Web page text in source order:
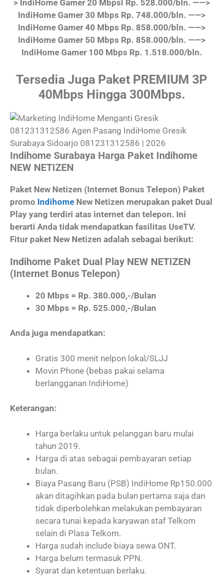
> IndiHome Gamer 20 Mbpsl Rp. 528.000/bln. ——>
IndiHome Gamer 30 Mbps Rp. 748.000/bln. ——>
IndiHome Gamer 40 Mbps Rp. 858.000/bln. ——>
IndiHome Gamer 50 Mbps Rp. 858.000/bln. ——>
IndiHome Gamer 100 Mbps Rp. 1.518.000/bln.
Tersedia Juga Paket PREMIUM 3P
40Mbps Hingga 300Mbps.
Indihome Surabaya Harga Paket Indihome
NEW NETIZEN
Paket New Netizen (Internet Bonus Telepon) Paket
promo Indihome New Netizen merupakan paket Dual
Play yang terdiri atas internet dan telepon. Ini
berarti Anda tidak mendapatkan fasilitas UseTV.
Fitur paket New Netizen adalah sebagai berikut:
Indihome Paket Dual Play NEW NETIZEN
(Internet Bonus Telepon)
20 Mbps = Rp. 380.000,-/Bulan
30 Mbps = Rp. 525.000,-/Bulan
Anda juga mendapatkan:
Gratis 300 menit nelpon lokal/SLJJ
Movin Phone (bebas pakai selama
berlangganan IndiHome)
Keterangan:
Harga berlaku untuk pelanggan baru mulai
tahun 2019.
Harga di atas sebagai pembayaran setiap
bulan.
Biaya Pasang Baru (PSB) IndiHome Rp150.000
akan ditagihkan pada bulan pertama saja dan
tidak diperbolehkan melakukan pembayaran
secara tunai kepada karyawan staf Telkom
selain di Plasa Telkom.
Harga sudah include biaya sewa ONT.
Harga belum termasuk PPN.
Syarat dan ketentuan berlaku.